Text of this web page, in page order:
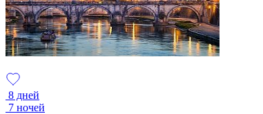
8 дней
7 ночей